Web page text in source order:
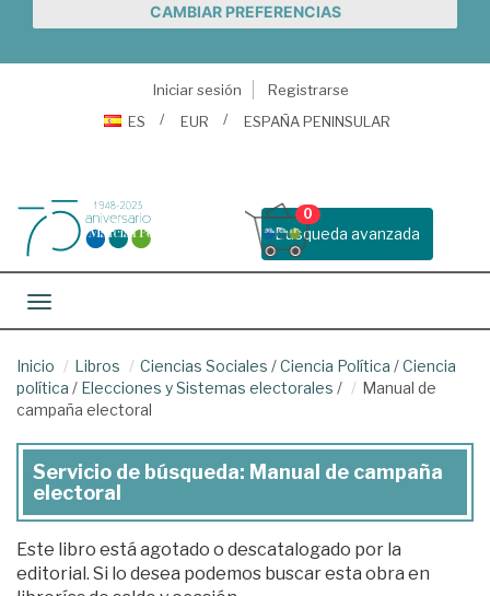
CAMBIAR PREFERENCIAS
Iniciar sesión
Registrarse
ES
EUR ESPAÑA PENINSULAR
Busqueda avanzada
0
Toggle navigation
Inicio Libros Ciencias Sociales /Ciencia Política /Ciencia
política / Elecciones y Sistemas electorales /
Manual de
campaña electoral
Servicio de búsqueda: Manual de campaña
electoral
Este libro está agotado o descatalogado por la
editorial. Si lo desea podemos buscar esta obra en